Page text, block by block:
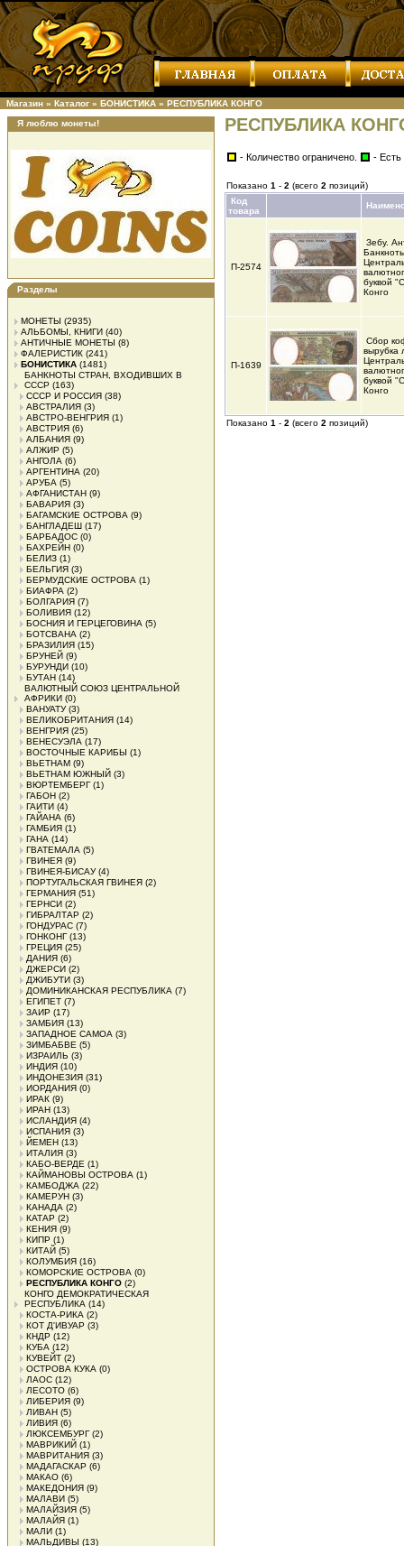
Магазин » Каталог » БОНИСТИКА » РЕСПУБЛИКА КОНГО
Я люблю монеты!
Разделы
МОНЕТЫ (2935)
АЛЬБОМЫ, КНИГИ (40)
АНТИЧНЫЕ МОНЕТЫ (8)
ФАЛЕРИСТИК (241)
БОНИСТИКА (1481)
БАНКНОТЫ СТРАН, ВХОДИВШИХ В
СССР (163)
СССР И РОССИЯ (38)
АВСТРАЛИЯ (3)
АВСТРО-ВЕНГРИЯ (1)
АВСТРИЯ (6)
АЛБАНИЯ (9)
АЛЖИР (5)
АНГОЛА (6)
АРГЕНТИНА (20)
АРУБА (5)
АФГАНИСТАН (9)
БАВАРИЯ (3)
БАГАМСКИЕ ОСТРОВА (9)
БАНГЛАДЕШ (17)
БАРБАДОС (0)
БАХРЕЙН (0)
БЕЛИЗ (1)
БЕЛЬГИЯ (3)
БЕРМУДСКИЕ ОСТРОВА (1)
БИАФРА (2)
БОЛГАРИЯ (7)
БОЛИВИЯ (12)
БОСНИЯ И ГЕРЦЕГОВИНА (5)
БОТСВАНА (2)
БРАЗИЛИЯ (15)
БРУНЕЙ (9)
БУРУНДИ (10)
БУТАН (14)
ВАЛЮТНЫЙ СОЮЗ ЦЕНТРАЛЬНОЙ
АФРИКИ (0)
ВАНУАТУ(3)
ВЕЛИКОБРИТАНИЯ (14)
ВЕНГРИЯ (25)
ВЕНЕСУЭЛА (17)
ВОСТОЧНЫЕ КАРИБЫ (1)
ВЬЕТНАМ (9)
ВЬЕТНАМ ЮЖНЫЙ (3)
ВЮРТЕМБЕРГ(1)
ГАБОН (2)
ГАИТИ (4)
ГАЙАНА (6)
ГАМБИЯ (1)
ГАНА (14)
ГВАТЕМАЛА (5)
ГВИНЕЯ (9)
ГВИНЕЯ-БИСАУ(4)
ПОРТУГАЛЬСКАЯ ГВИНЕЯ (2)
ГЕРМАНИЯ (51)
ГЕРНСИ (2)
ГИБРАЛТАР (2)
ГОНДУРАС (7)
ГОНКОНГ(13)
ГРЕЦИЯ (25)
ДАНИЯ (6)
ДЖЕРСИ (2)
ДЖИБУТИ (3)
ДОМИНИКАНСКАЯ РЕСПУБЛИКА (7)
ЕГИПЕТ (7)
ЗАИР (17)
ЗАМБИЯ (13)
ЗАПАДНОЕ САМОА (3)
ЗИМБАБВЕ (5)
ИЗРАИЛЬ (3)
ИНДИЯ (10)
ИНДОНЕЗИЯ (31)
ИОРДАНИЯ (0)
ИРАК (9)
ИРАН (13)
ИСЛАНДИЯ (4)
ИСПАНИЯ (3)
ЙЕМЕН (13)
ИТАЛИЯ (3)
КАБО-ВЕРДЕ (1)
КАЙМАНОВЫ ОСТРОВА (1)
КАМБОДЖА (22)
КАМЕРУН (3)
КАНАДА (2)
КАТАР (2)
КЕНИЯ (9)
КИПР (1)
КИТАЙ (5)
КОЛУМБИЯ (16)
КОМОРСКИЕ ОСТРОВА (0)
РЕСПУБЛИКА КОНГО (2)
КОНГО ДЕМОКРАТИЧЕСКАЯ
РЕСПУБЛИКА (14)
КОСТА-РИКА (2)
КОТ Д'ИВУАР (3)
КНДР (12)
КУБА (12)
КУВЕЙТ (2)
ОСТРОВА КУКА (0)
ЛАОС (12)
ЛЕСОТО (6)
ЛИБЕРИЯ (9)
ЛИВАН (5)
ЛИВИЯ (6)
ЛЮКСЕМБУРГ(2)
МАВРИКИЙ (1)
МАВРИТАНИЯ (3)
МАДАГАСКАР (6)
МАКАО (6)
МАКЕДОНИЯ (9)
МАЛАВИ (5)
МАЛАЙЗИЯ (5)
МАЛАЙЯ (1)
МАЛИ (1)
МАЛЬДИВЫ (13)
РЕСПУБЛИКА
- Количество ограничено. - Есть
Показано 1 - 2 (всего 2 позиций)
Код
товара
П-2574
Зебу.
буквой
Конго
П-1639
Сбор
вырубка
буквой
Конго
Показано 1 - 2 (всего 2 позиций)